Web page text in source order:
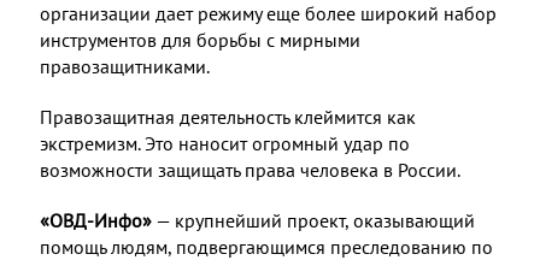
организации дает режиму еще более широкий набор
инструментов для борьбы с мирными
правозащитниками.
Правозащитная деятельность клеймится как
экстремизм. Это наносит огромный удар по
возможности защищать права человека в России.
«ОВД-Инфо» — крупнейший проект, оказывающий
помощь людям, подвергающимся преследованию по